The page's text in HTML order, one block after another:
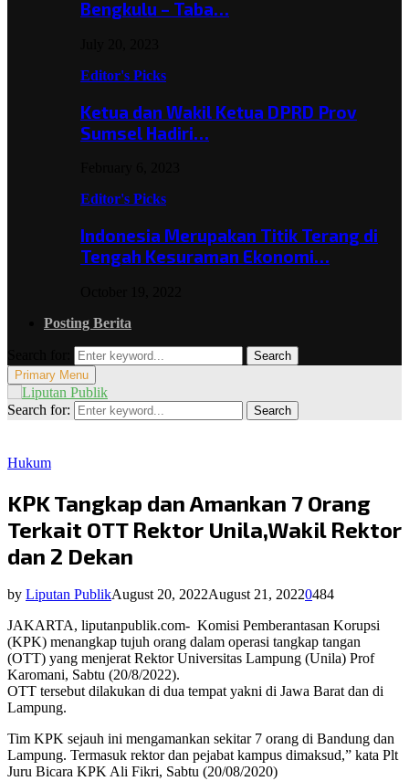
Bengkulu – Taba…
Editor's Picks
Ketua dan Wakil Ketua DPRD Prov
Sumsel Hadiri…
Editor's Picks
Indonesia Merupakan Titik Terang di
Tengah Kesuraman Ekonomi…
Posting Berita
Search
Primary Menu
Search for: Search
Hukum
KPK Tangkap dan Amankan 7 Orang
Terkait OTT Rektor Unila,Wakil Rektor
dan 2 Dekan
by Liputan PublikAugust 20, 2022August 21, 20220484
JAKARTA, liputanpublik.com- Komisi Pemberantasan Korupsi
(KPK) menangkap tujuh orang dalam operasi tangkap tangan
(OTT) yang menjerat Rektor Universitas Lampung (Unila) Prof
Karomani, Sabtu (20/8/2022).
OTT tersebut dilakukan di dua tempat yakni di Jawa Barat dan di
Lampung.
Tim KPK sejauh ini mengamankan sekitar 7 orang di Bandung dan
Lampung. Termasuk rektor dan pejabat kampus dimaksud,” kata Plt
Juru Bicara KPK Ali Fikri, Sabtu (20/08/2020)